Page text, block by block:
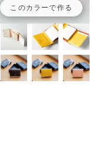
このカラーで作る